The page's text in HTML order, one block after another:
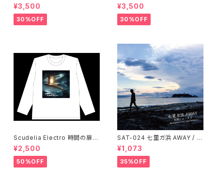
シャツ・半袖・ホワイト
¥3,500
30%OFF
シャツ・半袖・ブラック
¥3,500
30%OFF
Scudelia Electro 時間の扉T
シャツ・長袖・ホワイト
¥2,500
50%OFF
SAT-024 七里ガ浜 AWAY / 石
田ショーキチ
¥1,073
35%OFF